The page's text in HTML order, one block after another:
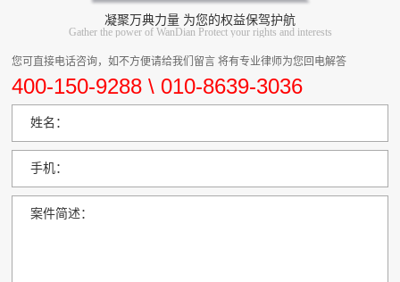
凝聚万典力量 为您的权益保驾护航
Gather the power of WanDian Protect your rights and interests
您可直接电话咨询，如不方便请给我们留言 将有专业律师为您回电解答
400-150-9288 \ 010-8639-3036
姓名：
手机：
案件简述：